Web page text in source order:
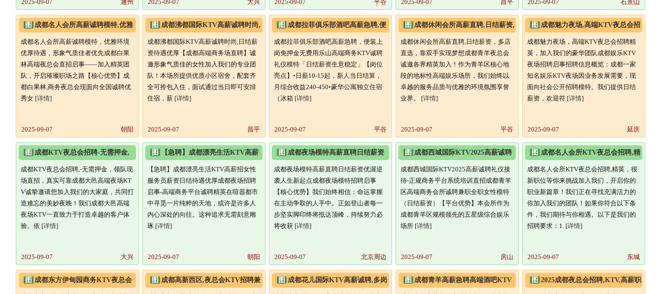
2025-09-07 通州 2025-09-07 大兴 2025-09-07 平谷 2025-09-07 昌平 2025-09-07 石景山
图 成都名人会所高薪诚聘模特,优雅
环境优厚待遇,形象气质佳者
成都名人会所高薪诚聘模特，优雅环境
优厚待遇，形象气质佳者优先成都白果
林高端夜总会直招启事——加入精英团
队，开启璀璨职场之路【核心优势】成
都白果林,商务夜总会现面向全国诚聘优
秀女 [详情]
2025-09-07 朝阳
图 成都沸都国际KTV高薪诚聘时尚,
日结薪资待遇优厚
成都沸都国际KTV高薪诚聘时尚,日结薪
资待遇优厚【成都高端商务场直聘】诚
邀形象气质佳的女性加入我们的专业团
队！本场所提供优质小区宿舍，配套齐
全可拎包入住，面试通过当日即可安排
住宿，薪 [详情]
2025-09-07 昌平
图 成都拉菲俱乐部酒吧高薪急聘,便
装上岗免押金无费用
成都拉菲俱乐部酒吧高薪急聘，便装上
岗免押金无费用乐山高端商务KTV诚聘
礼仪模特「日结薪资生意稳定」【岗位
亮点】•日薪10-15起，新人当日结算，
月综合收益240-450•豪华公寓独立住宿
（冰箱 [详情]
2025-09-07 平谷
图 成都休闲会所高薪直聘,日结薪资,
多店直选,靠双手实现梦想
成都休闲会所高薪直聘,日结薪资，多店
直选，靠双手实现梦想成都青羊夜总会
诚邀各界精英加入！作为青羊区核心地
段的地标性高端娱乐场所，我们始终以
卓越的服务品质与优雅的环境氛围享誉
业界。 [详情]
2025-09-07 平谷
图 成都魅力夜场,高端KTV夜总会招
聘精英,加入我们的豪华团队
成都魅力夜场，高端KTV夜总会招聘精
英，加入我们的豪华团队成都娱乐KTV
夜场招聘启事招聘信息概览：成都一家
知名娱乐KTV夜场因业务发展需要，现
面向社会公开招聘模特。我们提供日结
薪资，欢迎符 [详情]
2025-09-07 延庆
图 成都KTV夜总会招聘-无需押金,
领队现场直招,真实可靠
成都KTV夜总会招聘,-无需押金，领队现
场直招，真实可靠成都大邑高端夜场KT
V诚挚邀请您加入我们的大家庭，共同打
造难忘的美妙夜晚！我们成都大邑高端
夜场KTV一直致力于打造卓越的客户体
验。依 [详情]
2025-09-07 大兴
图
【急聘】成都漂亮生活KTV高薪
招女性服务员薪资日结待
【急聘】成都漂亮生活KTV高薪招女性
服务员薪资日结待遇优厚成都夜场招聘
启事-高端商务平台诚聘精英在喧嚣都市
中寻觅一片纯粹的天地，或许是许多人
内心深处的向往。这种追求无需刻意雕
琢 [详情]
2025-09-07 朝阳
图 成都夜场模特高薪直聘日结薪资
优渥逆袭人生新起点
成都夜场模特高薪直聘日结薪资优渥逆
袭人生新起点成都夜场模特招聘启事
【核心优势】我们始终相信：命运掌握
在主动争取的人手中。正如登山者每一
步坚实脚印终将抵达顶峰，持续努力必
将收获 [详情]
2025-09-07 北京周边
图 成都西城国际KTV2025高薪诚聘
礼仪接待-正规商务平台
成都西城国际KTV2025高薪诚聘礼仪接
待-正规商务平台系统培训直招成都青羊
区高端商务会所诚聘兼职全职女性模特
（日结薪资）【平台优势】本会所作为
成都青羊区规模领先的五星级综合娱乐
场所 [详情]
2025-09-07 房山
图 成都名人会所KTV夜总会招聘,精
英,很新职位等你来挑战
成都名人会所KTV夜总会招聘,精英，很
新职位等你来挑战加入我们，开启你的
职业新篇章！我们正在寻找充满活力的
你加入我们的团队！如果你符合以下条
件，我们期待与你相遇。以下是我们的
招聘要求：1. [详情]
2025-09-07 东城
图 成都东方伊甸园商务KTV夜总会
图 成都高新西区,夜总会KTV招聘兼
图 成都花儿国际KTV高薪诚聘,多岗
图 成都青羊高薪急聘高端酒吧KTV
图 2025成都夜总会招聘,KTV,高薪职